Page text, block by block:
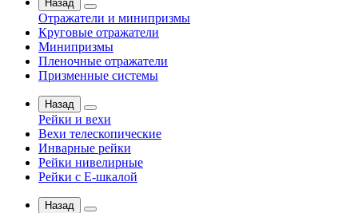
Назад
Отражатели и минипризмы
Круговые отражатели
Минипризмы
Пленочные отражатели
Призменные системы
Назад
Рейки и вехи
Вехи телескопические
Инварные рейки
Рейки нивелирные
Рейки с Е-шкалой
Назад